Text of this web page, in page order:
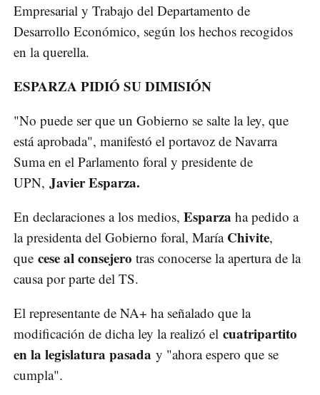
Empresarial y Trabajo del Departamento de
Desarrollo Económico, según los hechos recogidos
en la querella.
ESPARZA PIDIÓ SU DIMISIÓN
"No puede ser que un Gobierno se salte la ley, que
está aprobada", manifestó el portavoz de Navarra
Suma en el Parlamento foral y presidente de
UPN, Javier Esparza.
En declaraciones a los medios, Esparza ha pedido a
la presidenta del Gobierno foral, María Chivite,
que cese al consejero tras conocerse la apertura de la
causa por parte del TS.
El representante de NA+ ha señalado que la
modificación de dicha ley la realizó el cuatripartito
en la legislatura pasada y "ahora espero que se
cumpla".